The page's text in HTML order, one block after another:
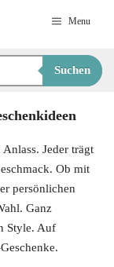
Menu
Suchen
Jeder trägt
Ob mit
persönlichen
Ganz
Style. Auf